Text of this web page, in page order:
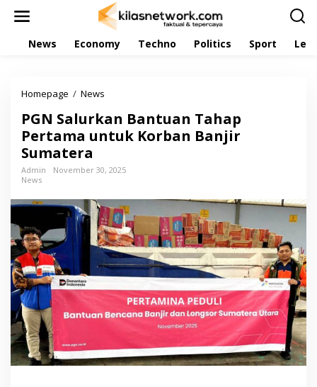
News Economy Techno Politics Sport
Homepage / News
N
S
a
u
a
n
B
a
n
t
a
n
T
h
a
PGN Salurkan Bantuan Tahap
Pertama untuk Korban Banjir
Sumatera
Admin
November 30, 2025
News